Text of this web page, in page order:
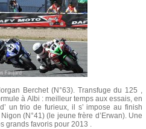
Berchet (N°63). Transfuge du 125 ,
à Albi : meilleur temps aux essais, en
un trio de furieux, il s’ impose au finish
(N°41) (le jeune frère d’Erwan). Une
grands favoris pour 2013 .